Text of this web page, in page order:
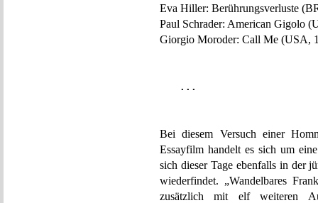
Eva Hiller: Berührungsverluste
Paul Schrader: American Gigolo
Giorgio Moroder: Call Me (USA,
. . .
Bei diesem Versuch einer
Essayfilm handelt es sich um
sich dieser Tage ebenfalls in der
wiederfindet. „Wandelbares
zusätzlich mit elf weiteren